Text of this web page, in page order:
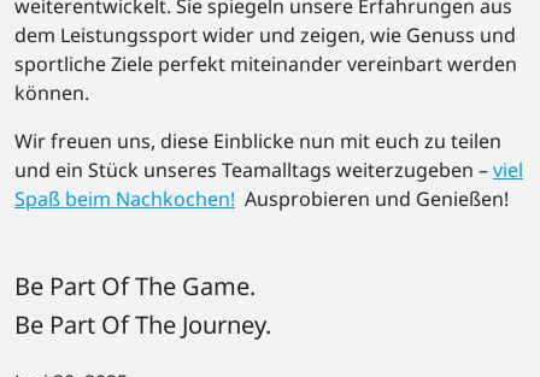
weiterentwickelt. Sie spiegeln unsere Erfahrungen aus
dem Leistungssport wider und zeigen, wie Genuss und
sportliche Ziele perfekt miteinander vereinbart werden
können.
Wir freuen uns, diese Einblicke nun mit euch zu teilen
und ein Stück unseres Teamalltags weiterzugeben –viel
Spaß beim Nachkochen! Ausprobieren und Genießen!
Be Part Of The Game.
Be Part Of The Journey.